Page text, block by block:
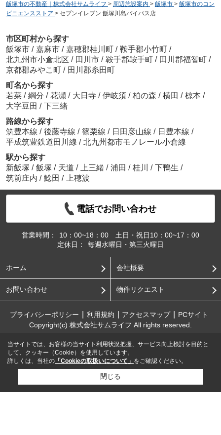
飯塚市の不動産｜株式会社サムライフ > 周辺施設案内 > 飯塚市 > 飯塚市のコン
ビニエンスストア > セブンイレブン 飯塚川島バイパス店
市区町村から探す
飯塚市 / 嘉麻市 / 嘉穂郡桂川町 / 鞍手郡小竹町 /
北九州市小倉北区 / 田川市 / 鞍手郡鞍手町 / 田川郡福智町 /
京都郡みやこ町 / 田川郡糸田町
町名から探す
若菜 / 綱分 / 花瀬 / 大日寺 / 伊岐須 / 柏の森 / 横田 / 椋本 /
大字豆田 / 下三緒
路線から探す
筑豊本線 / 後藤寺線 / 篠栗線 / 日田彦山線 / 日豊本線 /
平成筑豊鉄道田川線 / 北九州都市モノレール小倉線
駅から探す
新飯塚 / 飯塚 / 天道 / 上三緒 / 浦田 / 桂川 / 下鴨生 /
筑前庄内 / 鯰田 / 上穂波
電話でお問い合わせ
営業時間：
10：00~18：00 土日・祝日10：00~17：00
定休日：
毎週水曜日・第三火曜日
ホーム 会社概要
お問い合わせ 物件リクエスト
プライバシーポリシー 利用規約 アクセスマップ
PCサイト
Copyright(c) 株式会社サムライフ All rights reserved.
当サイトでは、お客様の当サイト利用状況把握、サービス向上検討を目的と
して、クッキー（Cookie）を使用しています。
詳しくは、当社の 「Cookieの取扱いについて」 をご確認ください。
閉じる